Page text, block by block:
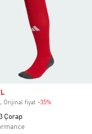
Orijinal fiyat -35%
Çorap